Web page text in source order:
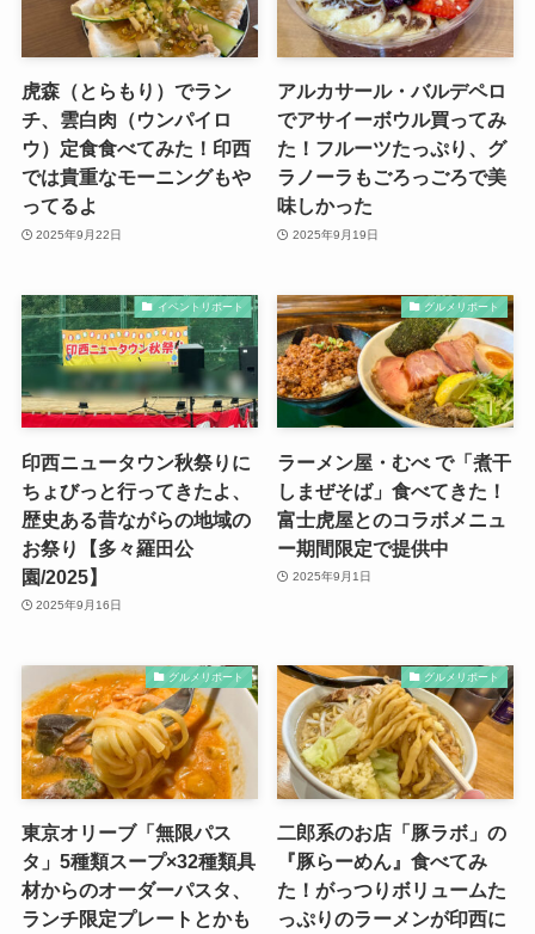
虎森（とらもり）でラン
チ、雲白肉（ウンパイロ
ウ）定食食べてみた！印西
では貴重なモーニングもや
ってるよ
2025年9月22日
アルカサール・バルデペロ
でアサイーボウル買ってみ
た！フルーツたっぷり、グ
ラノーラもごろっごろで美
味しかった
2025年9月19日
イベントリポート
印西ニュータウン秋祭りに
ちょびっと行ってきたよ、
歴史ある昔ながらの地域の
お祭り【多々羅田公
園/2025】
2025年9月16日
グルメリポート
ラーメン屋・むべ で「煮干
しまぜそば」食べてきた！
富士虎屋とのコラボメニュ
ー期間限定で提供中
2025年9月1日
グルメリポート
東京オリーブ「無限パス
タ」5種類スープ×32種類具
材からのオーダーパスタ、
ランチ限定プレートとかも
グルメリポート
二郎系のお店「豚ラボ」の
『豚らーめん』食べてみ
た！がっつりボリュームた
っぷりのラーメンが印西に